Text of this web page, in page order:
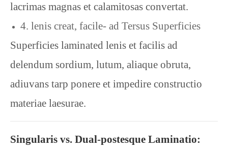
lacrimas magnas et calamitosas convertat.
4. lenis creat, facile- ad Tersus Superficies
Superficies laminated lenis et facilis ad
delendum sordium, lutum, aliaque obruta,
adiuvans tarp ponere et impedire constructio
materiae laesurae.
Singularis vs. Dual-postesque Laminatio: